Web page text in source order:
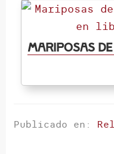
Mariposas
Publicado en: